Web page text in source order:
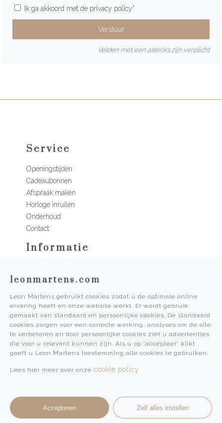
Ik ga akkoord met de privacy policy*
Velden met een asteriks zijn verplicht
Service
Openingstijden
Cadeaubonnen
Afspraak maken
Horloge inruilen
Onderhoud
Contact
Informatie
Historie
Algemene voorwaarden
Privacy Policy
Pers
Leon Martens
Leon Martens Juwelier
leonmartens.com
Leon Martens gebruikt cookies zodat u de optimale online
ervaring heeft en onze website werkt. Er wordt gebruik
gemaakt van standaard en persoonlijke cookies. De standaard
cookies zorgen voor een correcte werking, analyses om de site
te verbeteren en door persoonlijke cookies ziet u advertenties
die voor u relevant kunnen zijn. Als u op 'accepteer' klikt
geeft u Leon Martens toestemming alle cookies te gebruiken.
Lees hier meer over onze cookie policy
Accepteren Zelf alles instellen